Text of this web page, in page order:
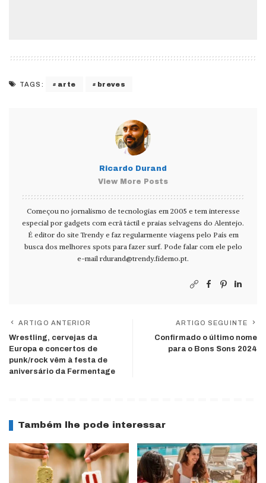
TAGS: arte breves
Ricardo Durand
View More Posts
Começou no jornalismo de tecnologias em 2005 e tem interesse
especial por gadgets com ecrã táctil e praias selvagens do Alentejo.
É editor do site Trendy e faz regularmente viagens pelo País em
busca dos melhores spots para fazer surf. Pode falar com ele pelo
e-mail rdurand@trendy.fidemo.pt.
ARTIGO ANTERIOR
Wrestling, cervejas da
Europa e concertos de
punk/rock vêm à festa de
aniversário da Fermentage
ARTIGO SEGUINTE
Confirmado o último nome
para o Bons Sons 2024
Também lhe pode interessar